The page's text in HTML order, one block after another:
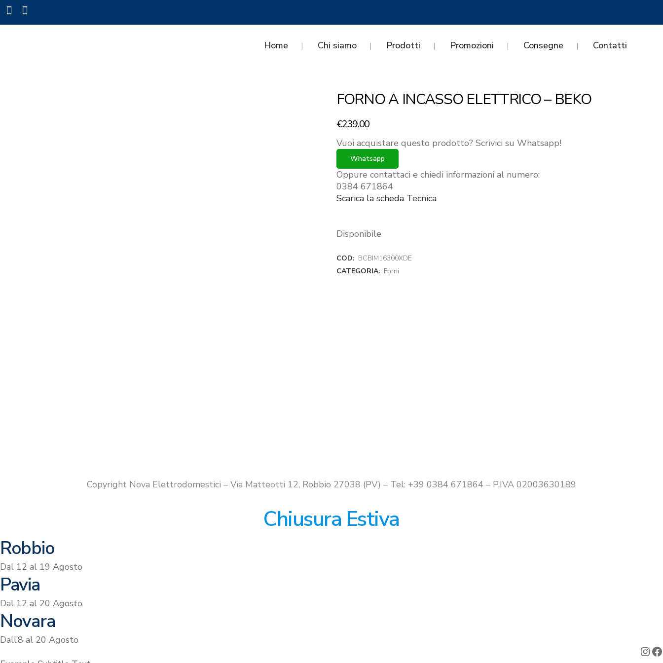
Home Chi siamo Prodotti Promozioni Consegne Contatti
FORNO A INCASSO ELETTRICO – BEKO
€239.00
Vuoi acquistare questo prodotto? Scrivici su Whatsapp!
Whatsapp
Oppure contattaci e chiedi informazioni al numero:
0384 671864
Scarica la scheda Tecnica
Disponibile
COD: BCBIM16300XDE
CATEGORIA: Forni
Copyright Nova Elettrodomestici – Via Matteotti 12, Robbio 27038 (PV) – Tel: +39 0384 671864 – P.IVA 02003630189
Chiusura Estiva
Robbio
Dal 12 al 19 Agosto
Pavia
Dal 12 al 20 Agosto
Novara
Dall’8 al 20 Agosto